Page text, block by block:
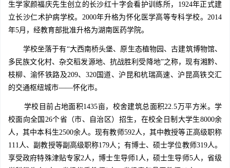
生学家颜福庆先生创立的长沙红十字会看护训练所，1924年正式建
立长沙仁术护病学校。2000年升格为怀化医学高等专科学校。2014
年5月，经教育部批准升格为湖南医药学院。
学校坐落于有“大西南桥头堡、原生态植物园、古建筑博物馆、
多民族文化村、杂交稻发源地、抗战胜利受降地”之称，现有湘黔、
枝柳、渝怀铁路及209、320国道、沪昆和杭瑞高速、沪昆高铁交汇
的交通枢纽城市——怀化市。
学校目前占地面积1435亩，校舍建筑总面积22.5万平方米。学
校面向全国26个省（市、自治区）招生，在校全日制大学生8000余
人，其中本科生2500余人。现有教师592人，其中教授等正高级职称
111人、副教授等副高级职称179人；有博士、硕士学位教师319人。
享受政府特殊津贴专家2人，博士生导师1人，硕士生导师5人，省级